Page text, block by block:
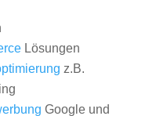
Lösungen
z.B.
Google und